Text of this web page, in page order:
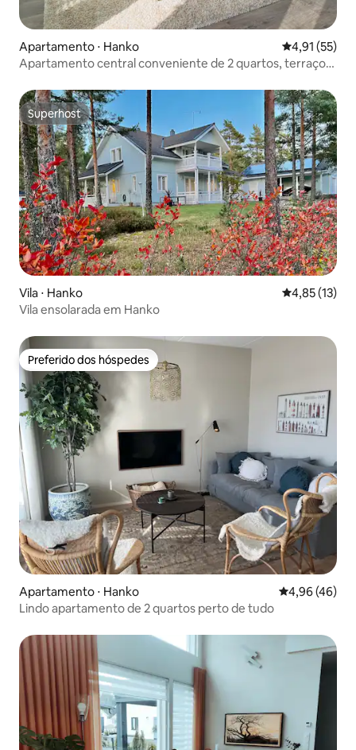
Apartamento ⋅ Hanko 4,91 de uma
4,91 (55)
Apartamento central conveniente de 2 quartos, terraço,
Superhost
Superhost
Vila ⋅ Hanko 4,85 de uma
4,85 (13)
Vila ensolarada em Hanko
Preferido dos hóspedes
Preferido dos hóspedes
Apartamento ⋅ Hanko 4,96 de uma
4,96 (46)
Lindo apartamento de 2 quartos perto de tudo